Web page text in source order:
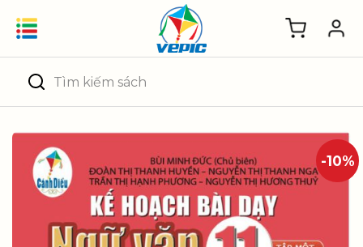
Tìm
kiếm:
-10%